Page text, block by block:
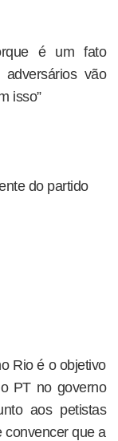
é um fato
vão
isso”
do partido
Rio é o objetivo
PT no governo
aos petistas
convencer que a